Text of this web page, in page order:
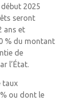
2025
seront
ans et
% du montant
de
l’État.
taux
ou dont le